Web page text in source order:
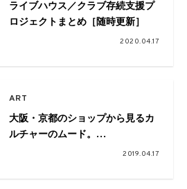
ライブハウス／クラブ存続支援プ
ロジェクトまとめ［随時更新］
2020.04.17
ART
大阪・京都のショップから見るカ
ルチャーのムード。
2019.04.17